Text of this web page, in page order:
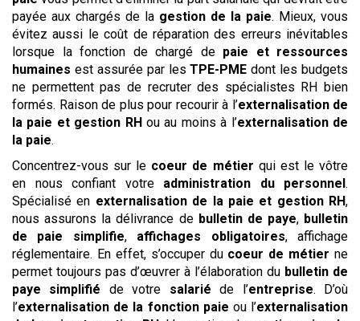
payée aux chargés de la gestion de la paie. Mieux, vous
évitez aussi le coût de réparation des erreurs inévitables
lorsque la fonction de chargé de paie et ressources
humaines est assurée par lesTPE-PME dont les budgets
ne permettent pas de recruter des spécialistes RH bien
formés. Raison de plus pour recourir à l’externalisation de
la paie et gestion RHou au moins à l’externalisation de
la paie.
Concentrez-vous sur le coeur de métier qui est le vôtre
en nous confiant votre administration du personnel.
Spécialisé en externalisation de la paie et gestion RH,
nous assurons la délivrance de bulletin de paye, bulletin
de paie simplifie, affichages obligatoires, affichage
réglementaire. En effet, s’occuper du coeur de métier ne
permet toujours pas d’œuvrer à l’élaboration du bulletin de
paye simplifié de votre salarié de l’entreprise. D’où
l’externalisation de la fonction paie ou l’externalisation